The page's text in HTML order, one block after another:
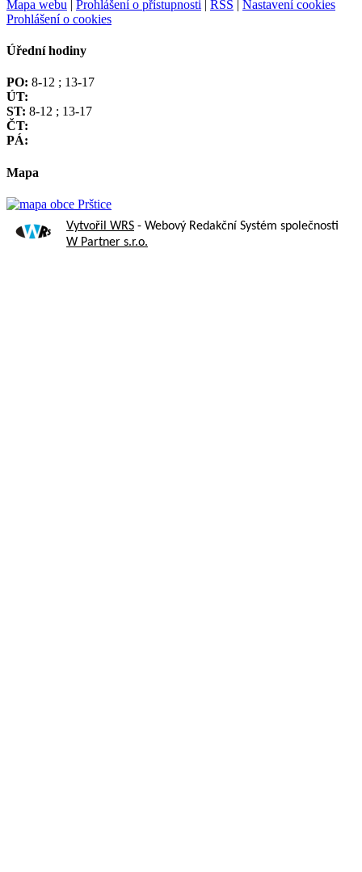
Mapa webu Prohlášení o přístupnosti RSS
Nastavení cookies
Prohlášení o cookies
Úřední hodiny
PO: 8-12 ; 13-17
ÚT:
ST: 8-12 ; 13-17
ČT:
PÁ:
Mapa
Vytvořil WRS - Webový Redakční Systém společnosti
W Partner s.r.o.